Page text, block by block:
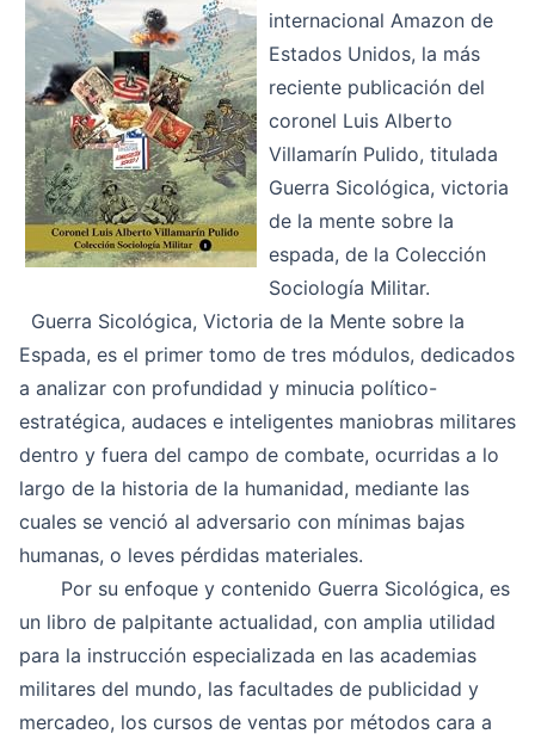
internacional Amazon de
Estados Unidos, la más
reciente publicación del
coronel Luis Alberto
Villamarín Pulido, titulada
Guerra Sicológica, victoria
de la mente sobre la
espada, de la Colección
Sociología Militar.
Guerra Sicológica, Victoria de la Mente sobre la
Espada, es el primer tomo de tres módulos, dedicados
a analizar con profundidad y minucia político-
estratégica, audaces e inteligentes maniobras militares
dentro y fuera del campo de combate, ocurridas a lo
largo de la historia de la humanidad, mediante las
cuales se venció al adversario con mínimas bajas
humanas, o leves pérdidas materiales.
Por su enfoque y contenido Guerra Sicológica, es
un libro de palpitante actualidad, con amplia utilidad
para la instrucción especializada en las academias
militares del mundo, las facultades de publicidad y
mercadeo, los cursos de ventas por métodos cara a